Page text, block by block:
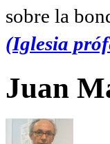
sobre la
(Iglesia
Juan